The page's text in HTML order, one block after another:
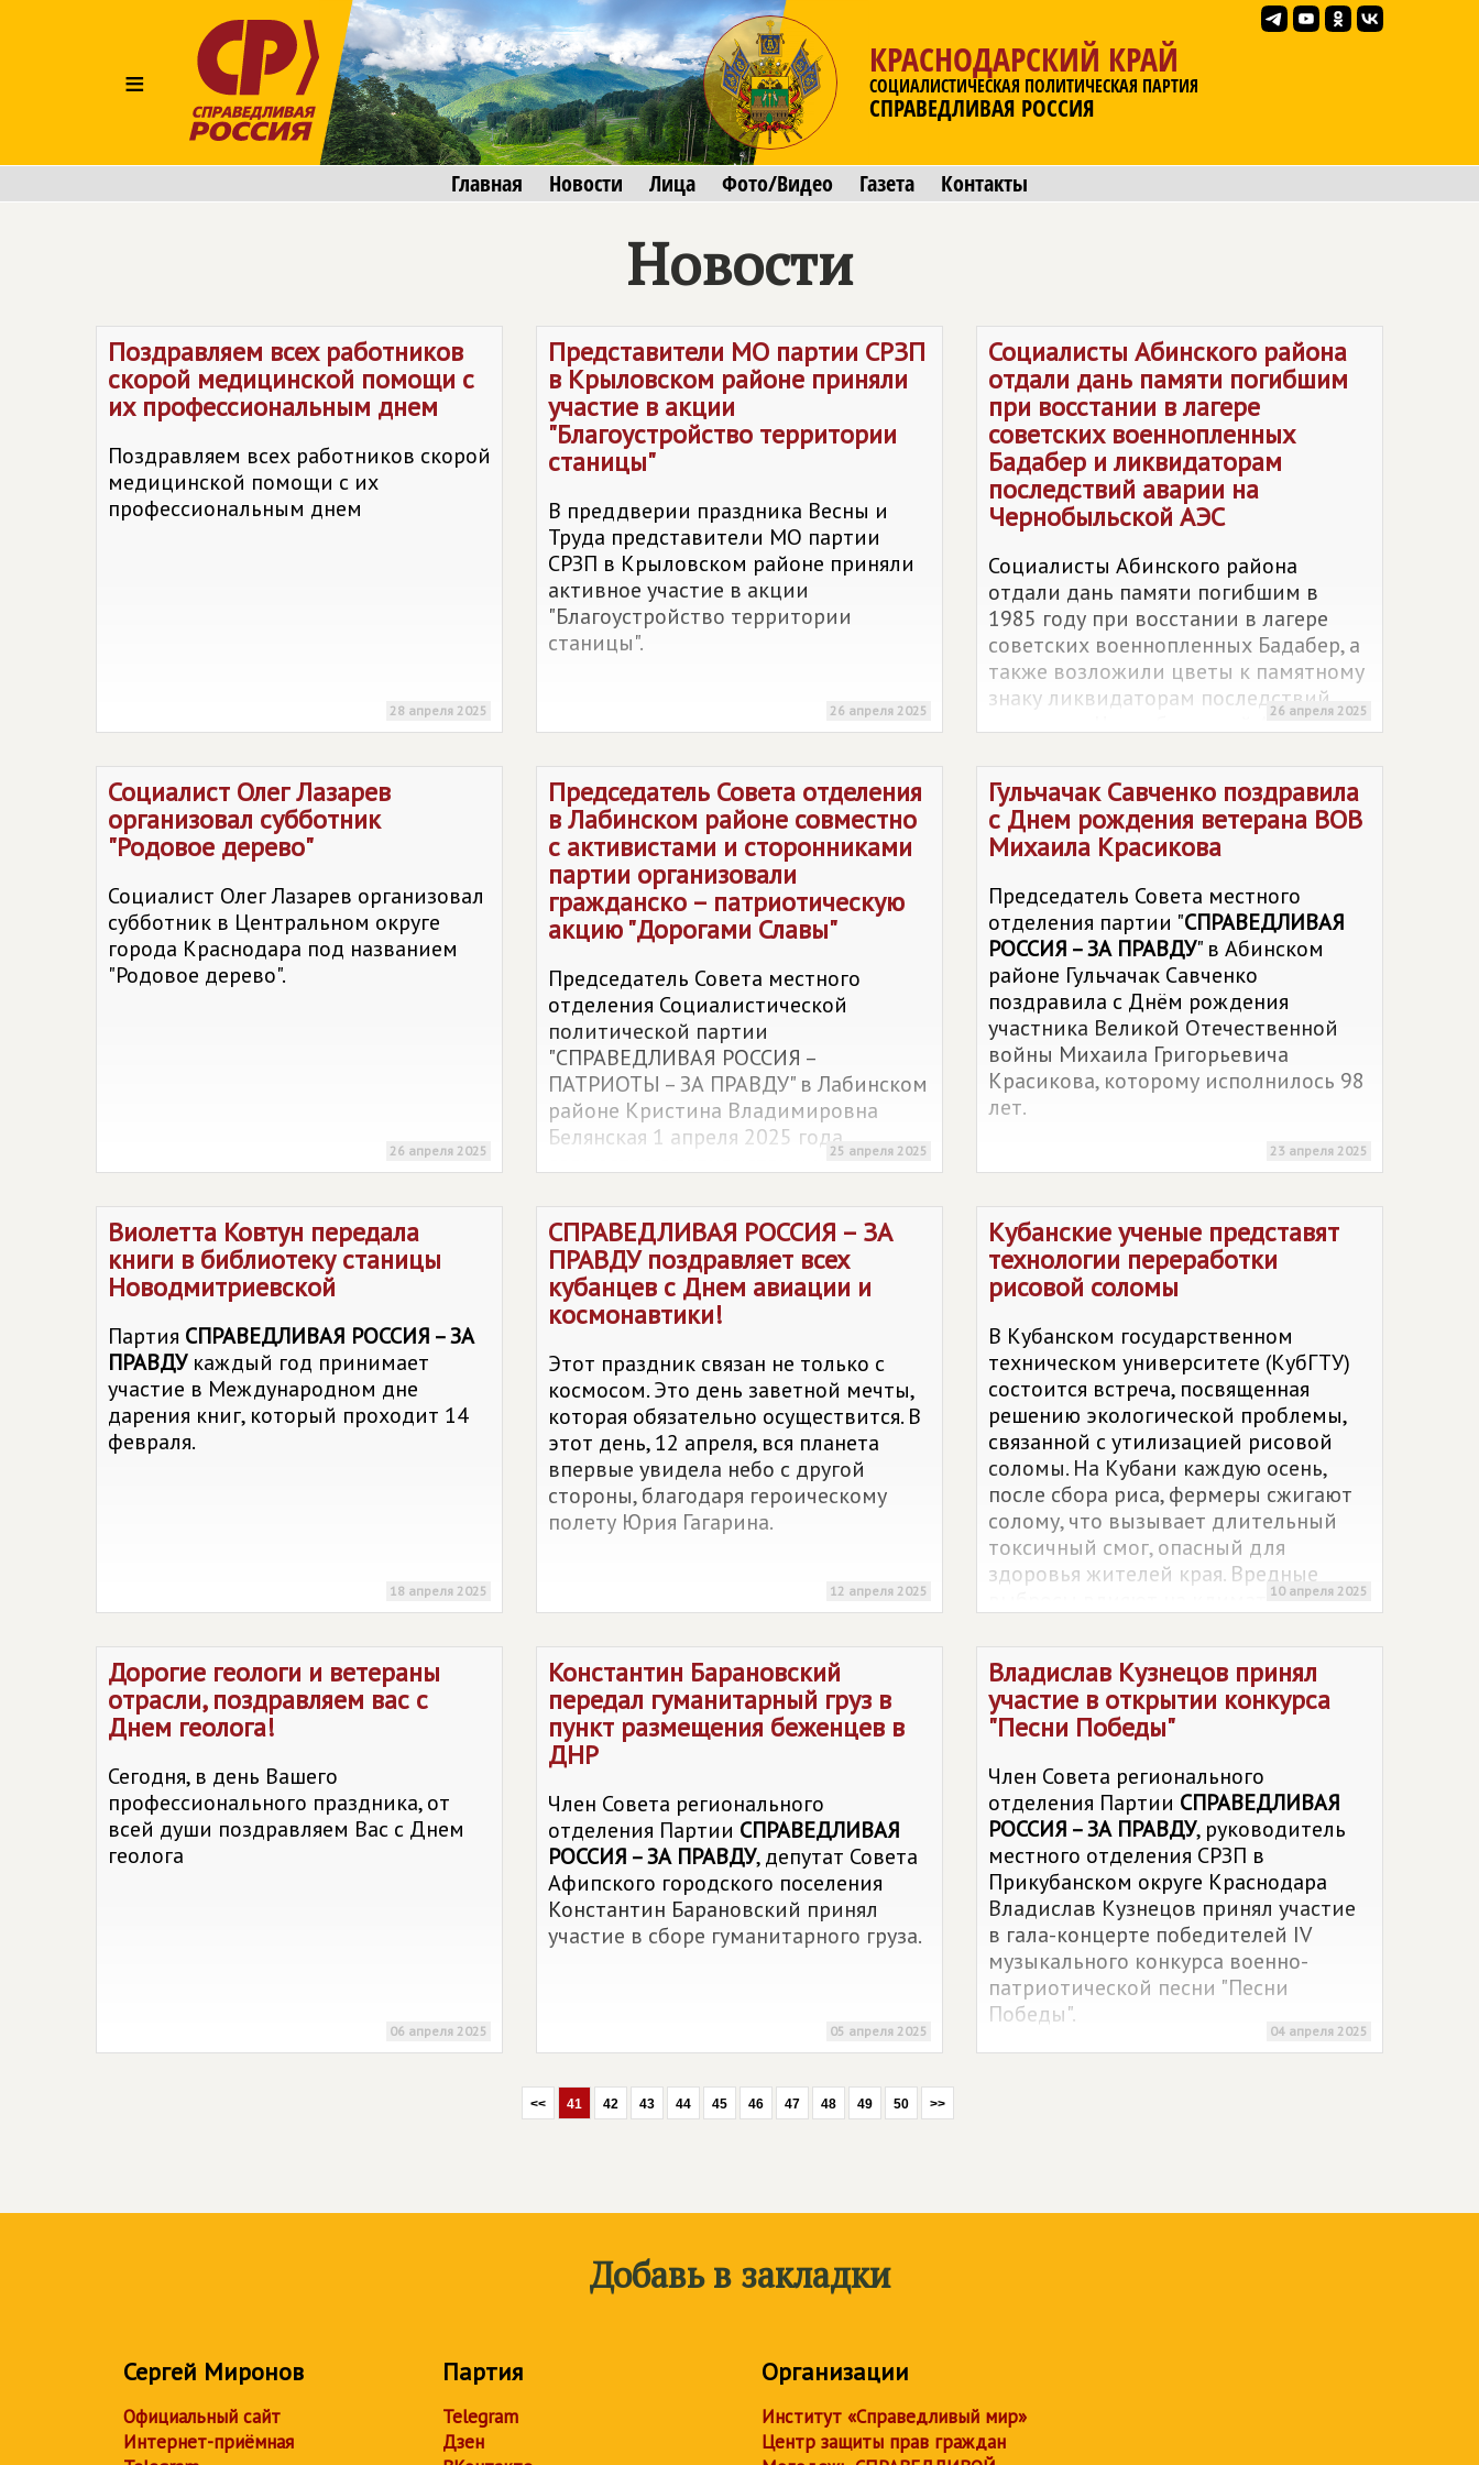
≡
КРАСНОДАРСКИЙ КРАЙ
СОЦИАЛИСТИЧЕСКАЯ ПОЛИТИЧЕСКАЯ ПАРТИЯ
СПРАВЕДЛИВАЯ РОССИЯ
Главная Новости Лица Фото/Видео Газета Контакты
Новости
Поздравляем всех работников
скорой медицинской помощи с
их профессиональным днем
Поздравляем всех работников скорой
медицинской помощи с их
профессиональным днем
28 апреля 2025
Представители МО партии СРЗП
в Крыловском районе приняли
участие в акции
"Благоустройство территории
станицы"
В преддверии праздника Весны и
Труда представители МО партии
СРЗП в Крыловском районе приняли
активное участие в акции
"Благоустройство территории
станицы".
26 апреля 2025
Социалисты Абинского района
отдали дань памяти погибшим
при восстании в лагере
советских военнопленных
Бадабер и ликвидаторам
последствий аварии на
Чернобыльской АЭС
Социалисты Абинского района
отдали дань памяти погибшим в
1985 году при восстании в лагере
советских военнопленных Бадабер, а
также возложили цветы к памятному
знаку ликвидаторам последствий
аварии на Чернобыльской АЭС.26 апреля 2025
Социалист Олег Лазарев
организовал субботник
"Родовое дерево"
Социалист Олег Лазарев организовал
субботник в Центральном округе
города Краснодара под названием
"Родовое дерево".
26 апреля 2025
Председатель Совета отделения
в Лабинском районе совместно
с активистами и сторонниками
партии организовали
гражданско – патриотическую
акцию "Дорогами Славы"
Председатель Совета местного
отделения Социалистической
политической партии
"СПРАВЕДЛИВАЯ РОССИЯ –
ПАТРИОТЫ – ЗА ПРАВДУ" в Лабинском
районе Кристина Владимировна
Белянская 1 апреля 2025 года
гражданско – патриотическую акцию
"Дорогами Славы". Данное
мероприятие прошло в рамках
двухмесячника по благоустройству
территории Лабинского городского
25 апреля 2025
Гульчачак Савченко поздравила
с Днем рождения ветерана ВОВ
Михаила Красикова
Председатель Совета местного
отделения партии "СПРАВЕДЛИВАЯ
РОССИЯ – ЗА ПРАВДУ" в Абинском
районе Гульчачак Савченко
поздравила с Днём рождения
участника Великой Отечественной
войны Михаила Григорьевича
Красикова, которому исполнилось 98
лет.
23 апреля 2025
Виолетта Ковтун передала
книги в библиотеку станицы
Новодмитриевской
Партия СПРАВЕДЛИВАЯ РОССИЯ – ЗА
ПРАВДУкаждый год принимает
участие в Международном дне
дарения книг, который проходит 14
февраля.
18 апреля 2025
СПРАВЕДЛИВАЯ РОССИЯ – ЗА
ПРАВДУпоздравляет всех
кубанцев с Днем авиации и
космонавтики!
Этот праздник связан не только с
космосом. Это день заветной мечты,
которая обязательно осуществится. В
этот день, 12 апреля, вся планета
впервые увидела небо с другой
стороны, благодаря героическому
полету Юрия Гагарина.
12 апреля 2025
Кубанские ученые представят
технологии переработки
рисовой соломы
В Кубанском государственном
техническом университете (КубГТУ)
состоится встреча, посвященная
решению экологической проблемы,
связанной с утилизацией рисовой
соломы. На Кубани каждую осень,
после сбора риса, фермеры сжигают
солому, что вызывает длительный
токсичный смог, опасный для
здоровья жителей края. Вредные
могут содержать остатки
пестицидов.
10 апреля 2025
Дорогие геологи и ветераны
отрасли, поздравляем вас с
Днем геолога!
Сегодня, в день Вашего
профессионального праздника, от
всей души поздравляем Вас с Днем
геолога
06 апреля 2025
Константин Барановский
передал гуманитарный груз в
пункт размещения беженцев в
ДНР
Член Совета регионального
отделения Партии СПРАВЕДЛИВАЯ
РОССИЯ – ЗА ПРАВДУ, депутат Совета
Афипского городского поселения
Константин Барановский принял
участие в сборе гуманитарного груза.
05 апреля 2025
Владислав Кузнецов принял
участие в открытии конкурса
"Песни Победы"
Член Совета регионального
отделения Партии СПРАВЕДЛИВАЯ
РОССИЯ – ЗА ПРАВДУ, руководитель
местного отделения СРЗП в
Прикубанском округе Краснодара
Владислав Кузнецов принял участие
в гала-концерте победителей IV
музыкального конкурса военно-
патриотической песни "Песни
Победы".
04 апреля 2025
<< 41 42 43 44 45 46 47 48 49 50 >>
Добавь в закладки
Сергей Миронов
Официальный сайт
Интернет-приёмная
Партия
Telegram
Дзен
Организации
Институт «Справедливый мир»
Центр защиты прав граждан